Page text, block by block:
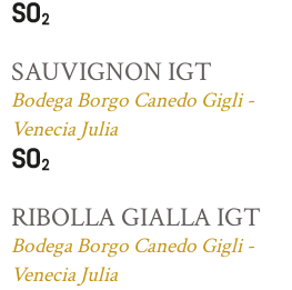
SAUVIGNON IGT
Bodega Borgo Canedo Gigli -
Venecia Julia
RIBOLLA GIALLA IGT
Bodega Borgo Canedo Gigli -
Venecia Julia